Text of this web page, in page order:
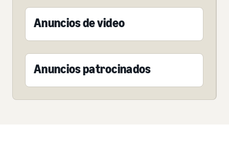
Anuncios de video
Anuncios patrocinados